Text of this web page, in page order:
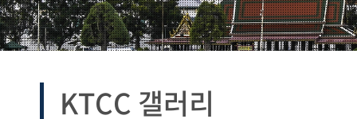
KTCC 갤러리